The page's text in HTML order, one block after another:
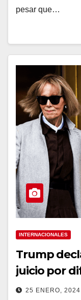
pesar que…
INTERNACIONALES
Trump
juicio por
25 ENERO, 2024